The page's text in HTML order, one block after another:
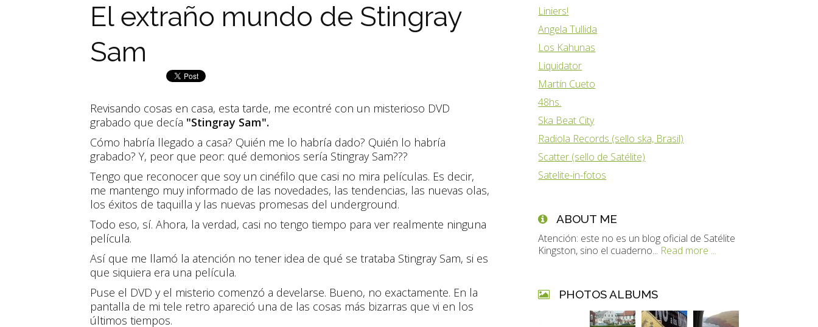
El extraño mundo de Stingray
Sam
Revisando cosas en casa, esta tarde, me econtré con un misterioso DVD
grabado que decía "Stingray Sam".
Cómo habría llegado a casa? Quién me lo habría dado? Quién lo habría
grabado? Y, peor que peor: qué demonios sería Stingray Sam???
Tengo que reconocer que soy un cinéfilo que casi no mira películas. Es decir,
me mantengo muy informado de las novedades, las tendencias, las nuevas olas,
los éxitos de taquilla y las nuevas promesas del underground.
Todo eso, sí. Ahora, la verdad, casi no tengo tiempo para ver realmente ninguna
película.
Así que me llamó la atención no tener idea de qué se trataba Stingray Sam, si es
que siquiera era una película.
Puse el DVD y el misterio comenzó a develarse. Bueno, no exactamente. En la
pantalla de mi tele retro apareció una de las cosas más bizarras que vi en los
últimos tiempos.
Liniers!
Angela Tullida
Los Kahunas
Liquidator
Martín Cueto
48hs.
Ska Beat City
Radiola Records (sello ska, Brasil)
Scatter (sello de Satélite)
Satelite-in-fotos
ABOUT ME
Atención: este no es un blog oficial de Satélite
Kingston, sino el cuaderno... Read more ...
PHOTOS ALBUMS